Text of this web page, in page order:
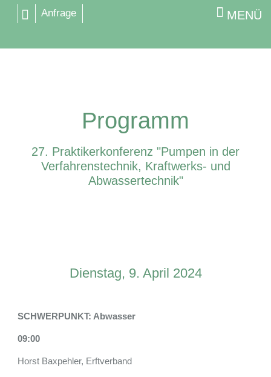
MENÜ
Anfrage
Programm
27. Praktikerkonferenz "Pumpen in der
Verfahrenstechnik, Kraftwerks- und
Abwassertechnik"
Dienstag, 9. April 2024
SCHWERPUNKT: Abwasser
09:00
Horst Baxpehler, Erftverband